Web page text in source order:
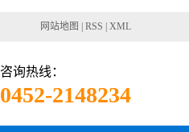
网站地图 RSS XML
咨询热线：
0452-2148234